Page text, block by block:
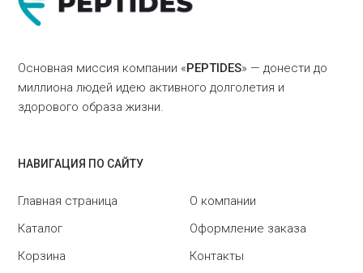
Основная миссия компании «PEPTIDES» — донести до
миллиона людей идею активного долголетия и
здорового образа жизни.
НАВИГАЦИЯ ПО САЙТУ
Главная страница
О компании
Каталог
Оформление заказа
Корзина
Контакты